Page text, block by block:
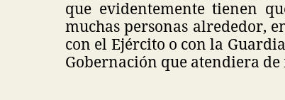
que evidentemente tienen
muchas personas alrededor,
con el Ejército o con la
Gobernación que atendiera